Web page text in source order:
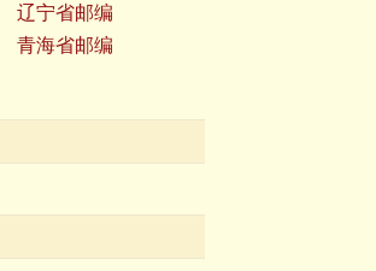
辽宁省邮编
青海省邮编